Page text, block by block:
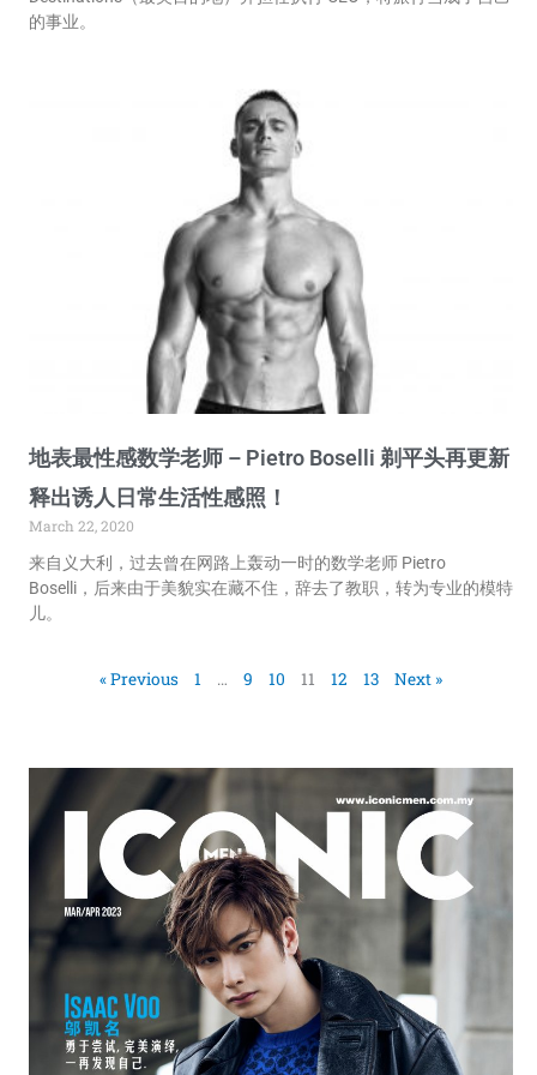
的事业。
地表最性感数学老师 – Pietro Boselli 剃平头再更新
释出诱人日常生活性感照！
March 22, 2020
来自义大利，过去曾在网路上轰动一时的数学老师 Pietro
Boselli，后来由于美貌实在藏不住，辞去了教职，转为专业的模特
儿。
« Previous 1 … 9 10 11 12 13 Next »